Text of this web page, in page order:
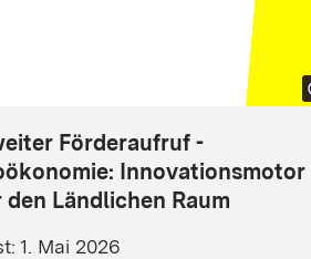
Förderaufruf -
Innovationsmotor
den Ländlichen Raum
1. Mai 2026